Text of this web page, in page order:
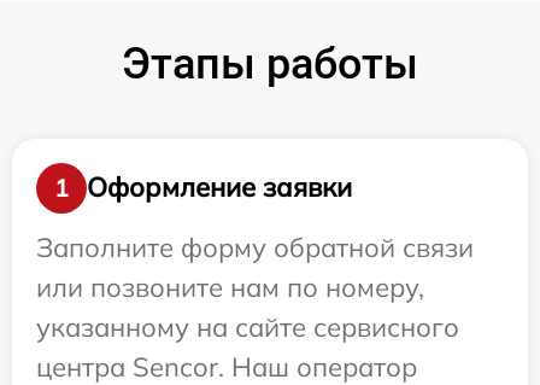
Этапы работы
1
Оформление заявки
Заполните форму обратной связи
или позвоните нам по номеру,
указанному на сайте сервисного
центра Sencor. Наш оператор